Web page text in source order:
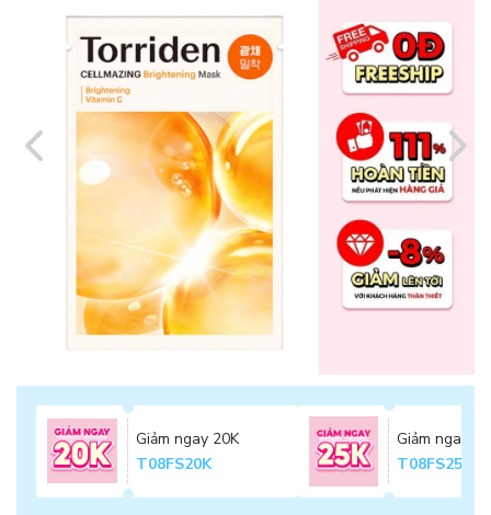
Giảm ngay 20K
T08FS20K
Giảm ngay
T08FS25K